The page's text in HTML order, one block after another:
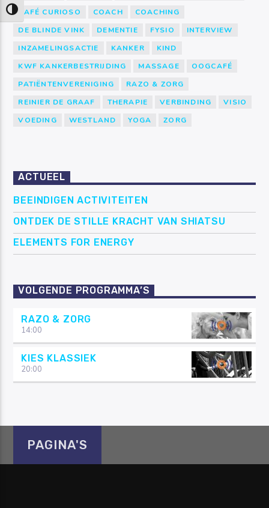
Keuze voor hoog contrast
CAFÉ CURIOSO
COACH
COACHING
DE BLINDE VINK
DEMENTIE FYSIO
INTERVIEW
INZAMELINGSACTIE
KANKER
KIND
KWF KANKERBESTRIJDING
MASSAGE
OOGCAFÉ
PATIËNTENVERENIGING
RAZO & ZORG
REINIER DE GRAAF
THERAPIE VERBINDING
VISIO
VOEDING
WESTLAND YOGA ZORG
ACTUEEL
BEEINDIGEN ACTIVITEITEN
ONTDEK DE STILLE KRACHT VAN SHIATSU
ELEMENTS FOR ENERGY
VOLGENDE PROGRAMMA’S
RAZO & ZORG
14:00
KIES KLASSIEK
20:00
PAGINA'S